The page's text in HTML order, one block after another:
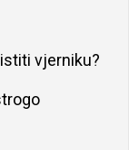
vjerniku?